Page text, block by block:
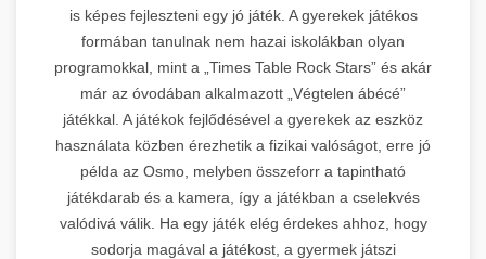
is képes fejleszteni egy jó játék. A gyerekek játékos
formában tanulnak nem hazai iskolákban olyan
programokkal, mint a „Times Table Rock Stars” és akár
már az óvodában alkalmazott „Végtelen ábécé”
játékkal. A játékok fejlődésével a gyerekek az eszköz
használata közben érezhetik a fizikai valóságot, erre jó
példa az Osmo, melyben összeforr a tapintható
játékdarab és a kamera, így a játékban a cselekvés
valódivá válik. Ha egy játék elég érdekes ahhoz, hogy
sodorja magával a játékost, a gyermek játszi